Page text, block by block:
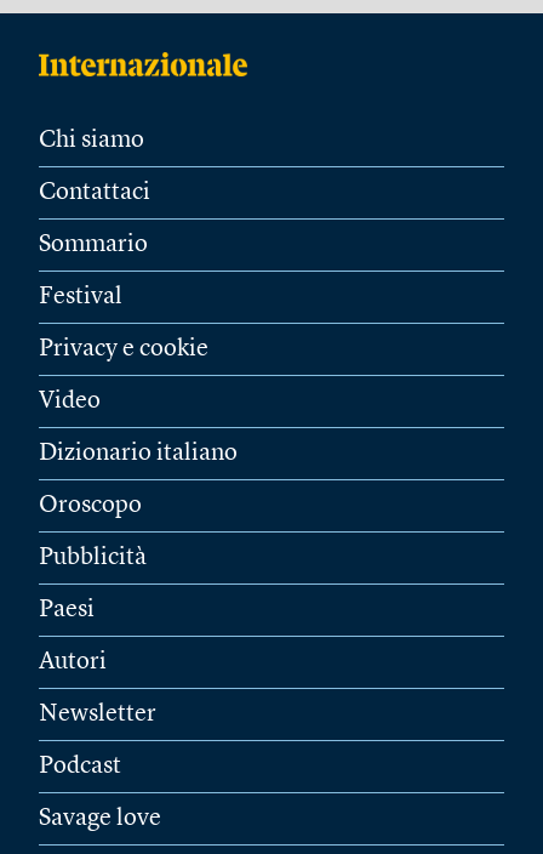
Chi siamo
Contattaci
Sommario
Festival
Privacy e cookie
Video
Dizionario italiano
Oroscopo
Pubblicità
Paesi
Autori
Newsletter
Podcast
Savage love